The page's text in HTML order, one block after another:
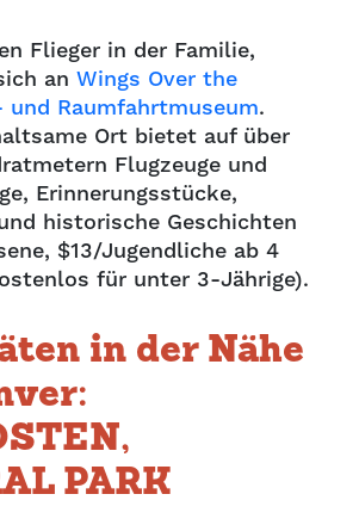
Flieger in der Familie,
an Wings Over the
Raumfahrtmuseum.
Ort bietet auf über
Flugzeuge und
Erinnerungsstücke,
historische Geschichten
$13/Jugendliche ab 4
für unter 3-Jährige).
in der Nähe
PARK